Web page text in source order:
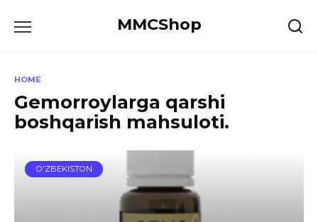
MMCShop
HOME
Gemorroylarga qarshi
boshqarish mahsuloti.
O'ZBEKISTON